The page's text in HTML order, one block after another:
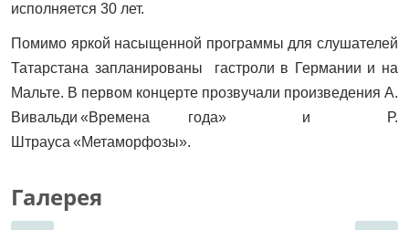
исполняется 30 лет.
Помимо яркой насыщенной программы для слушателей
Татарстана запланированы гастроли в Германии и на
Мальте. В первом концерте прозвучали произведения А.
Вивальди «Времена года» и Р.
Штрауса «Метаморфозы».
Галерея